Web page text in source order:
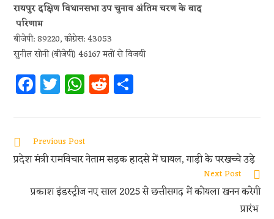
रायपुर दक्षिण विधानसभा उप चुनाव अंतिम चरण के बाद
परिणाम
बीजेपी: 89220, कॉंग्रेस: 43053
सुनील सोनी (बीजेपी) 46167 मतों से विजयी
Fa
ce
oo
k
T
w
er
W
h
s
A
p
p
R
e
t
Previous Post
प्रदेश मंत्री रामविचार नेताम सड़क हादसे में घायल, गाड़ी के परखच्चे उड़े
Next Post
प्रकाश इंडस्ट्रीज नए साल 2025 से छत्तीसगढ़ में कोयला खनन करेगी
प्रारंभ